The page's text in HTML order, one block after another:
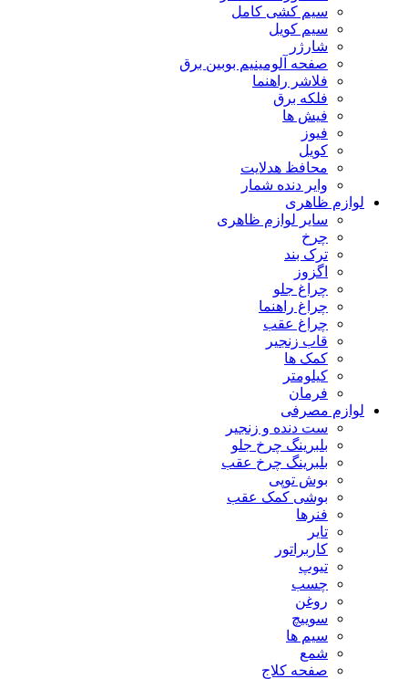
سیم کشی کامل
سیم کویل
شارژر
صفحه آلومینیم بوبین برق
فلاشر راهنما
فلکه برق
فیش ها
فیوز
کویل
محافظ هدلایت
وایر دنده شمار
لوازم ظاهری
سایر لوازم ظاهری
چرخ
ترک بند
اگزوز
چراغ جلو
چراغ راهنما
چراغ عقب
قاب زنجیر
کمک ها
کیلومتر
فرمان
لوازم مصرفی
ست دنده و زنجیر
بلبرینگ چرخ جلو
بلبرینگ چرخ عقب
بوش توپی
بوشی کمک عقب
فنرها
تایر
کاربراتور
تیوپ
چسب
روغن
سوییچ
سیم ها
شمع
صفحه کلاج